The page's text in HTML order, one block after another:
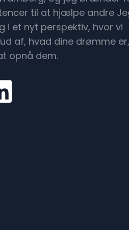
til at hjælpe andre
i et nyt perspektiv, hvor vi
af, hvad dine drømme
opnå dem.